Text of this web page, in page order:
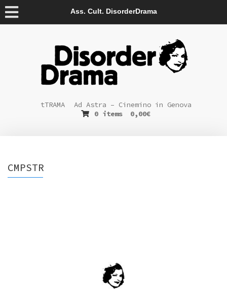
Ass. Cult. DisorderDrama
tTRAMA
Ad Astra – Cinemino in Genova
0 items
0,00€
CMPSTR